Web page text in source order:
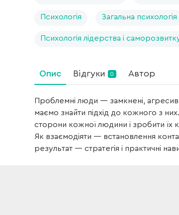
Психологія Загальна психологія
Психологія лідерства і
Опис Відгуки 0 Автор
Проблемні люди — замкнені,
маємо знайти підхід до кожного з
сторони кожної людини і зробити
Як взаємодіяти — встановлення
результат — стратегія і практичні